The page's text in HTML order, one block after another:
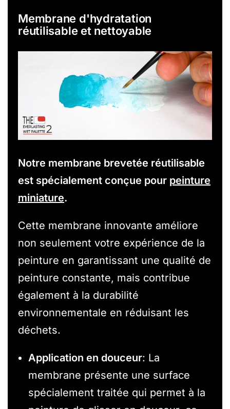
Membrane d'hydratation
réutilisable et nettoyable
Notre membrane brevetée réutilisable
est spécialement conçue pour peinture
miniature.
Cette membrane innovante améliore
non seulement votre expérience de la
peinture en garantissant une qualité de
peinture constante, mais contribue
également à la durabilité
environnementale en réduisant les
déchets.
Application en douceur: La
membrane présente une surface
spécialement traitée qui permet à la